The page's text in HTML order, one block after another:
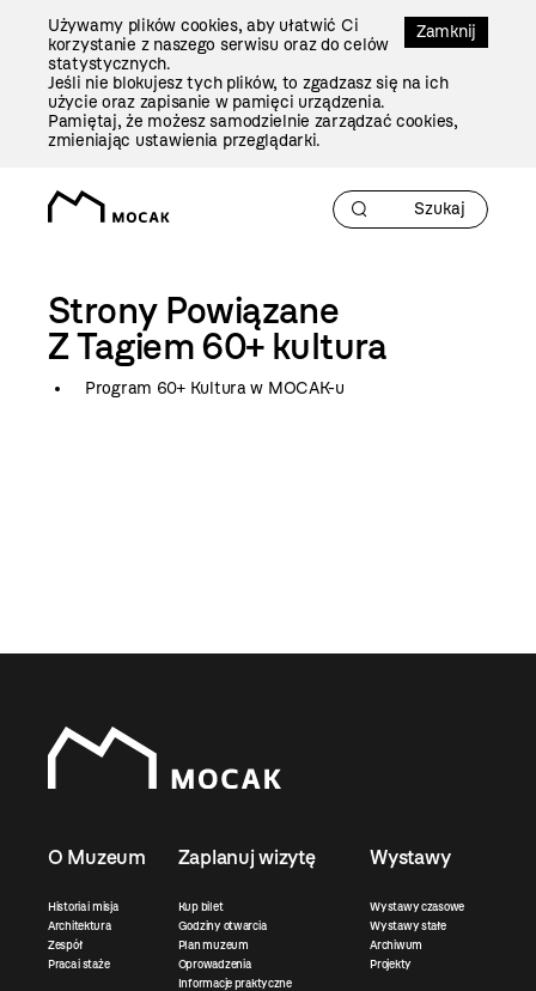
Zamknij
Używamy plików cookies, aby ułatwić Ci
korzystanie z naszego serwisu oraz do celów
statystycznych.
Jeśli nie blokujesz tych plików, to zgadzasz się na ich
użycie oraz zapisanie w pamięci urządzenia.
Pamiętaj, że możesz samodzielnie zarządzać cookies,
zmieniając ustawienia przeglądarki.
Strony Powiązane
Z Tagiem60+ kultura
Program 60+ Kultura w MOCAK-u
O Muzeum
Historia i misja
Architektura
Zespół
Praca i staże
Zaplanuj wizytę
Kup bilet
Godziny otwarcia
Plan muzeum
Oprowadzenia
Informacje praktyczne
Wystawy
Wystawy czasowe
Wystawy stałe
Archiwum
Projekty